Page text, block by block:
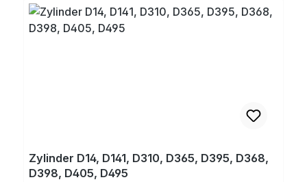
Zylinder D14, D141, D310, D365, D395, D368,
D398, D405, D495